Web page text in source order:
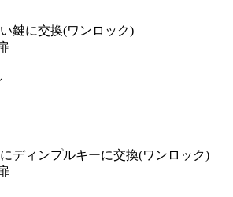
鍵に交換(ワンロック)
ディンプルキーに交換(ワンロック)